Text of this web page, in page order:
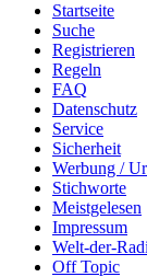
Startseite
Suche
Registrieren
Regeln
FAQ
Datenschutz
Service
Sicherheit
Werbung /
Stichworte
Meistgelesen
Impressum
Welt-der-
Off Topic